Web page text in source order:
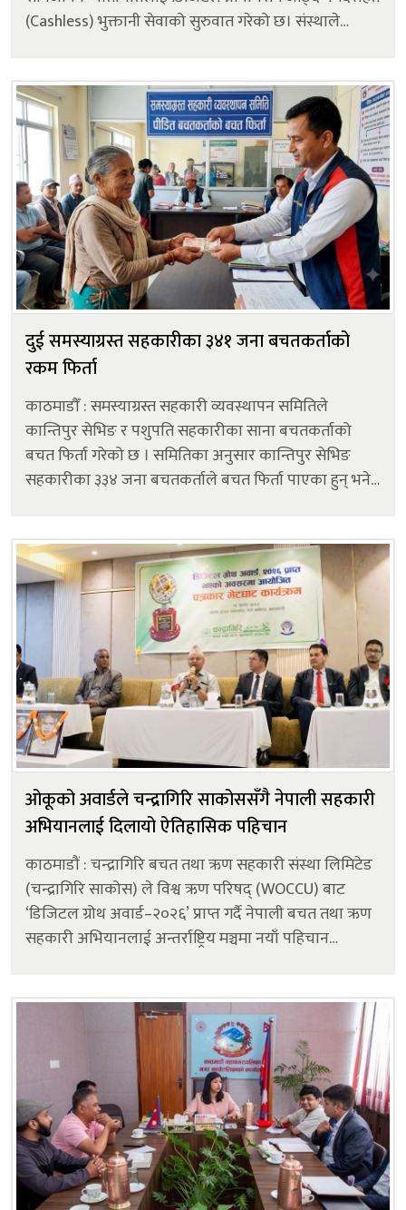
(Cashless) भुक्तानी सेवाको सुरुवात गरेको छ। संस्थाले
दुई समस्याग्रस्त सहकारीका ३४१ जना बचतकर्ताको
रकम फिर्ता
काठमाडौँ : समस्याग्रस्त सहकारी व्यवस्थापन समितिले
कान्तिपुर सेभिङ र पशुपति सहकारीका साना बचतकर्ताको
बचत फिर्ता गरेको छ । समितिका अनुसार कान्तिपुर सेभिङ
सहकारीका ३३४ जना बचतकर्ताले बचत फिर्ता पाएका हुन् भने
ओकूको अवार्डले चन्द्रागिरि साकोससँगै नेपाली सहकारी
अभियानलाई दिलायो ऐतिहासिक पहिचान
काठमाडौं : चन्द्रागिरि बचत तथा ऋण सहकारी संस्था लिमिटेड
(चन्द्रागिरि साकोस) ले विश्व ऋण परिषद् (WOCCU) बाट
‘डिजिटल ग्रोथ अवार्ड–२०२६’ प्राप्त गर्दै नेपाली बचत तथा ऋण
सहकारी अभियानलाई अन्तर्राष्ट्रिय मञ्चमा नयाँ पहिचान